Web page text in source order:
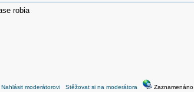
robia
Nahlásit moderátorovi Stěžovat si na moderátora Zaznamenáno